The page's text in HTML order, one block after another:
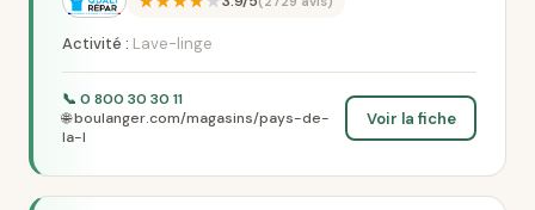
Activité : Lave-linge
📞 0 800 30 30 11
🌐 boulanger.com/magasins/pays-de-
la-l
Voir la fiche